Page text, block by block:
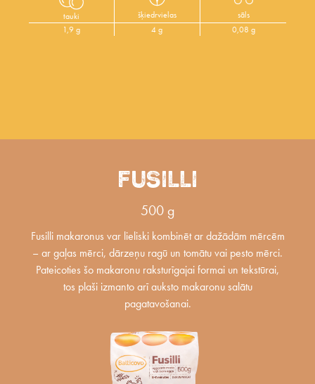
tauki šķiedrvielas
sāls
1,9 g
4 g 0,08 g
FUSILLI
500 g
Fusilli makaronus var lieliski kombinēt ar dažādām mērcēm
– ar gaļas mērci, dārzeņu ragū un tomātu vai pesto mērci.
Pateicoties šo makaronu raksturīgajai formai un tekstūrai,
tos plaši izmanto arī auksto makaronu salātu
pagatavošanai.